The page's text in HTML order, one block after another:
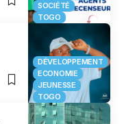
SOCIÉTÉ
TOGO
DÉVELOPPEMENT
ECONOMIE
JEUNESSE
TOGO